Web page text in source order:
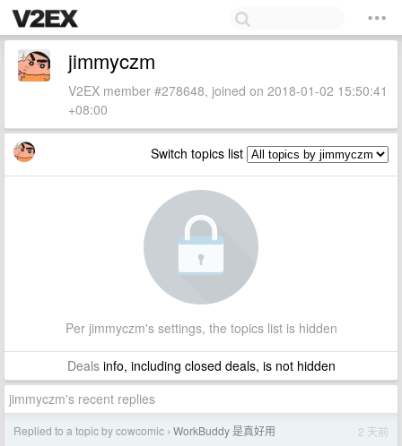
jimmyczm
V2EX member #278648, joined on 2018-01-02 15:50:41
+08:00
Switch topics list
Per jimmyczm's settings, the topics list is hidden
Dealsinfo, including closed deals, is not hidden
jimmyczm's recent replies
Replied to a topic by cowcomic › WorkBuddy 是真好用 2 天前